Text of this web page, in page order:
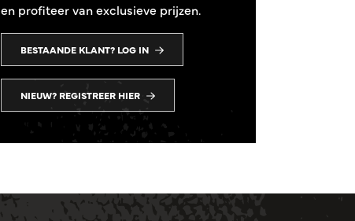
en profiteer van exclusieve prijzen.
BESTAANDE KLANT? LOG IN
NIEUW? REGISTREER HIER